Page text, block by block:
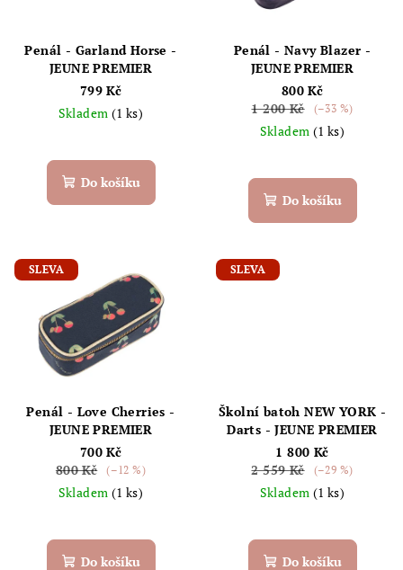
Penál - Garland Horse -
JEUNE PREMIER
799 Kč
Skladem (1 ks)
Do košíku
Penál - Navy Blazer -
JEUNE PREMIER
800 Kč
1 200 Kč
(–33 %)
Skladem (1 ks)
Do košíku
SLEVA
Penál - Love Cherries -
JEUNE PREMIER
700 Kč
800 Kč
(–12 %)
Skladem (1 ks)
Do košíku
SLEVA
Školní batoh NEW YORK -
Darts - JEUNE PREMIER
1 800 Kč
2 559 Kč
(–29 %)
Skladem (1 ks)
Do košíku